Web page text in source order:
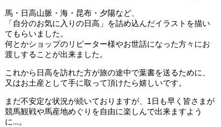
馬・日高山脈・海・昆布・夕陽など、
「自分のお気に入りの日高」を詰め込んだイラストを描い
てもらいました。
何とかショップのリピーター様やお世話になった方々にお
渡しすることが出来ました。
これから日高を訪れた方が旅の途中で葉書を送るために、
又はお土産として手に取って頂けたら嬉しいです。
まだ不安定な状況が続いておりますが、1日も早く皆さまが
競馬観戦や馬産地めぐりを自由に楽しんで出来ますよう
に...。